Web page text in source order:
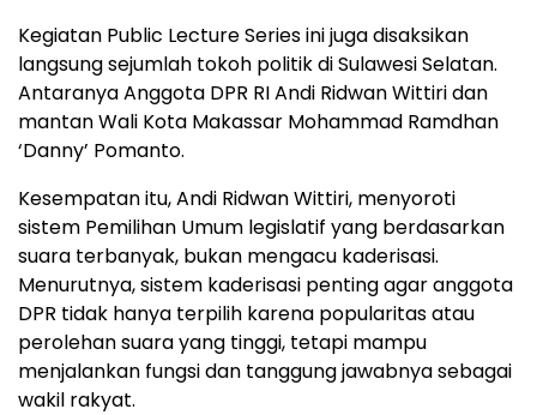
Kegiatan Public Lecture Series ini juga disaksikan
langsung sejumlah tokoh politik di Sulawesi Selatan.
Antaranya Anggota DPR RI Andi Ridwan Wittiri dan
mantan Wali Kota Makassar Mohammad Ramdhan
‘Danny’ Pomanto.
Kesempatan itu, Andi Ridwan Wittiri, menyoroti
sistem Pemilihan Umum legislatif yang berdasarkan
suara terbanyak, bukan mengacu kaderisasi.
Menurutnya, sistem kaderisasi penting agar anggota
DPR tidak hanya terpilih karena popularitas atau
perolehan suara yang tinggi, tetapi mampu
menjalankan fungsi dan tanggung jawabnya sebagai
wakil rakyat.